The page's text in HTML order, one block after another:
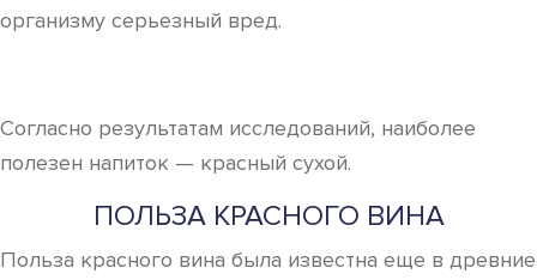
организму серьезный вред.
Согласно результатам исследований, наиболее
полезен напиток — красный сухой.
ПОЛЬЗА КРАСНОГО ВИНА
Польза красного вина была известна еще в древние